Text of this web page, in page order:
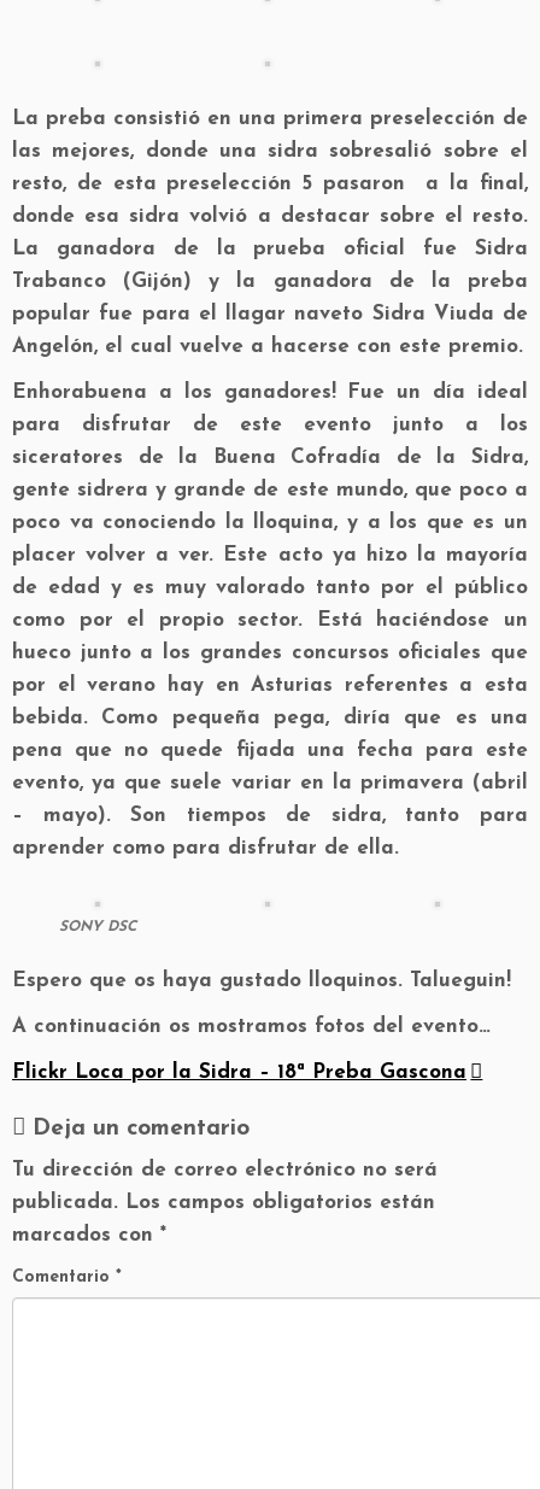
La preba consistió en una primera preselección de
las mejores, donde una sidra sobresalió sobre el
resto, de esta preselección 5 pasaron a la final,
donde esa sidra volvió a destacar sobre el resto.
La ganadora de la prueba oficial fue Sidra
Trabanco (Gijón) y la ganadora de la preba
popular fue para el llagar naveto Sidra Viuda de
Angelón, el cual vuelve a hacerse con este premio.
Enhorabuena a los ganadores! Fue un día ideal
para disfrutar de este evento junto a los
siceratores de la Buena Cofradía de la Sidra,
gente sidrera y grande de este mundo, que poco a
poco va conociendo la lloquina, y a los que es un
placer volver a ver. Este acto ya hizo la mayoría
de edad y es muy valorado tanto por el público
como por el propio sector. Está haciéndose un
hueco junto a los grandes concursos oficiales que
por el verano hay en Asturias referentes a esta
bebida. Como pequeña pega, diría que es una
pena que no quede fijada una fecha para este
evento, ya que suele variar en la primavera (abril
– mayo). Son tiempos de sidra, tanto para
aprender como para disfrutar de ella.
SONY DSC
Espero que os haya gustado lloquinos. Talueguin!
A continuación os mostramos fotos del evento…
Flickr Loca por la Sidra – 18ª Preba Gascona
Deja un comentario
Tu dirección de correo electrónico no será
publicada. Los campos obligatorios están
marcados con *
Comentario *